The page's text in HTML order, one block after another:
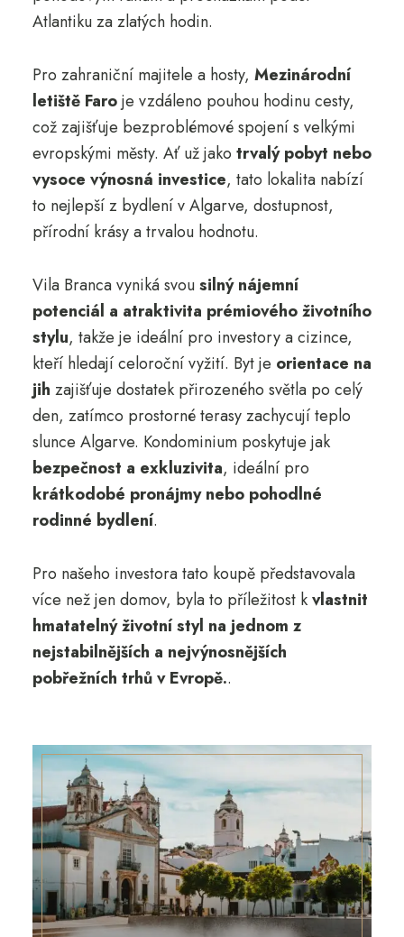
Atlantiku za zlatých hodin.
Pro zahraniční majitele a hosty, Mezinárodní
letiště Faroje vzdáleno pouhou hodinu cesty,
což zajišťuje bezproblémové spojení s velkými
evropskými městy. Ať už jako trvalý pobyt nebo
vysoce výnosná investice, tato lokalita nabízí
to nejlepší z bydlení v Algarve, dostupnost,
přírodní krásy a trvalou hodnotu.
Vila Branca vyniká svousilný nájemní
potenciál a atraktivita prémiového životního
stylu, takže je ideální pro investory a cizince,
kteří hledají celoroční vyžití. Byt je orientace na
jih zajišťuje dostatek přirozeného světla po celý
den, zatímco prostorné terasy zachycují teplo
slunce Algarve. Kondominium poskytuje jak
bezpečnost a exkluzivita, ideální pro
krátkodobé pronájmy nebo pohodlné
rodinné bydlení.
Pro našeho investora tato koupě představovala
více než jen domov, byla to příležitost kvlastnit
hmatatelný životní styl na jednom z
nejstabilnějších a nejvýnosnějších
pobřežních trhů v Evropě..